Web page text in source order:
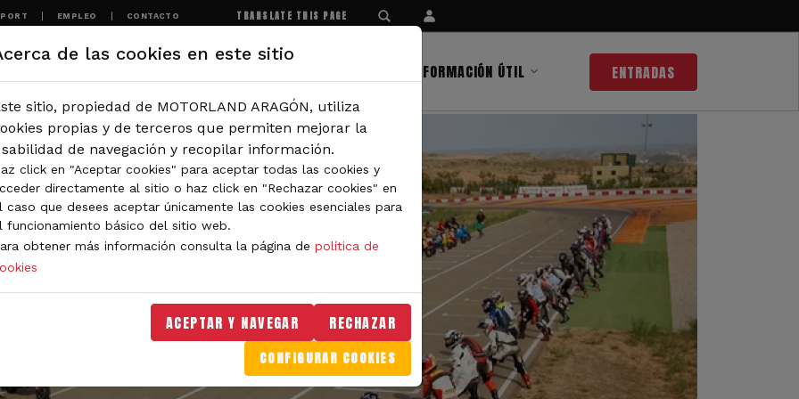
EMPLEO CONTACTO TRANSLATE THIS PAGE
INFORMACIÓN ÚTIL ENTRADAS
de las cookies en este sitio
sitio, propiedad de MOTORLAND ARAGÓN, utiliza
propias y de terceros que permiten mejorar la
de navegación y recopilar información.
click en "Aceptar cookies" para aceptar todas las cookies y
directamente al sitio o haz click en "Rechazar cookies" en
caso que desees aceptar únicamente las cookies esenciales para
funcionamiento básico del sitio web.
obtener más información consulta la página de política de
ACEPTAR Y NAVEGAR RECHAZAR
CONFIGURAR COOKIES